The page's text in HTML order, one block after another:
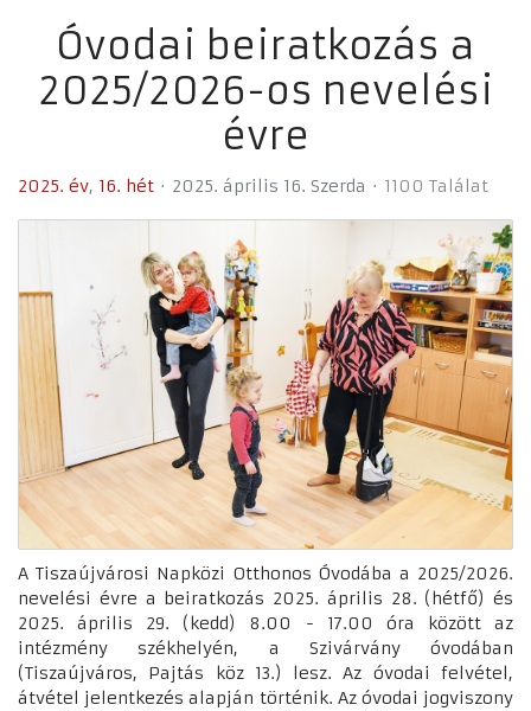
Óvodai beiratkozás a
2025/2026-os nevelési
évre
2025. év 16. hét 2025. április 16. Szerda 1100 Találat
A Tiszaújvárosi Napközi Otthonos Óvodába a 2025/2026.
nevelési évre a beiratkozás 2025. április 28. (hétfő) és
2025. április 29. (kedd) 8.00 - 17.00 óra között az
intézmény székhelyén, a Szivárvány óvodában
(Tiszaújváros, Pajtás köz 13.) lesz. Az óvodai felvétel,
átvétel jelentkezés alapján történik. Az óvodai jogviszony